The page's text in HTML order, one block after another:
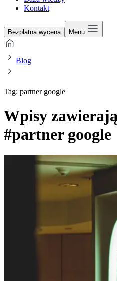
Kontakt
Bezpłatna wycena Menu
Blog
Tag: partner google
Wpisy
#partner google